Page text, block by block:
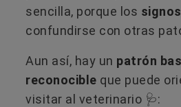
sencilla, porque los
confundirse con otras
Aun así, hay un patrón
reconocible que puede
visitar al veterinario 🩺: